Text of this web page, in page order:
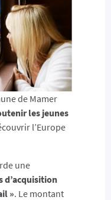
de Mamer
les jeunes
l’Europe
une
d’acquisition
». Le montant